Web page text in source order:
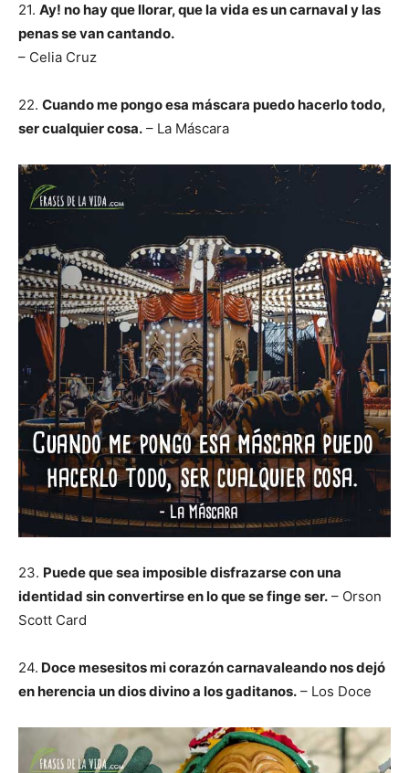
21. Ay! no hay que llorar, que la vida es un carnaval y las
penas se van cantando.
– Celia Cruz
22. Cuando me pongo esa máscara puedo hacerlo todo,
ser cualquier cosa. – La Máscara
23. Puede que sea imposible disfrazarse con una
identidad sin convertirse en lo que se finge ser. – Orson
Scott Card
24. Doce mesesitos mi corazón carnavaleando nos dejó
en herencia un dios divino a los gaditanos. – Los Doce